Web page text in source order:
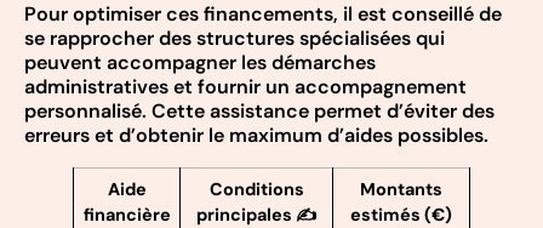
Pour optimiser ces financements, il est conseillé de
se rapprocher des structures spécialisées qui
peuvent accompagner les démarches
administratives et fournir un accompagnement
personnalisé. Cette assistance permet d’éviter des
erreurs et d’obtenir le maximum d’aides possibles.
Aide
financière
Conditions
principales ✍️
Montants
estimés (€)